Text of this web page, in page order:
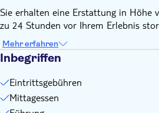
Denken Sie daran, Folgendes
Ein T-Shirt, Shorts und bequeme
Eine Kopfbedeckung, eine Kamera,
Sonnencreme, ein Strandtuch,
Sonnenbrille und
Eine Flasche Wasser und eine
persönlichen Ausgaben
Sie erhalten eine Erstattung in Höhe
zu 24 Stunden vor Ihrem Erlebnis
Mehr erfahren
Inbegriffen
Eintrittsgebühren
Mittagessen